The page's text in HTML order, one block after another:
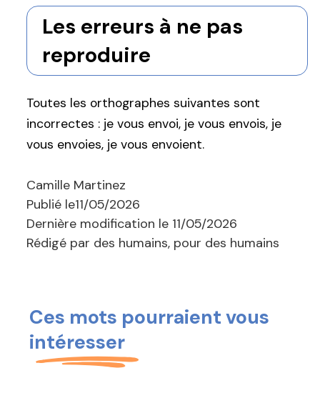
Les erreurs à ne pas
reproduire
Toutes les orthographes suivantes sont
incorrectes : je vous envoi, je vous envois, je
vous envoies, je vous envoient.
Camille Martinez
Publié le11/05/2026
Dernière modification le 11/05/2026
Rédigé par des humains, pour des humains
Ces mots pourraient vous
intéresser